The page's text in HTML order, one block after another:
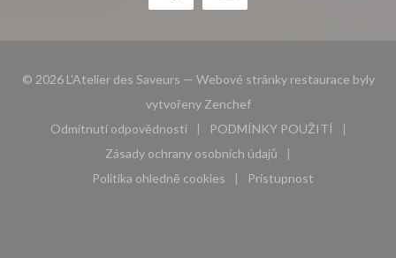
© 2026 L'Atelier des Saveurs — Webové stránky restaurace byly
vytvořeny Zenchef((otevře se v novém okně))
Odmítnutí odpovědnosti
((otevře se v novém okně))
PODMÍNKY POUŽITÍ
((otevře se v novém
Zásady ochrany osobních údajů
((otevře se v novém okně))
Politika ohledně cookies
((otevře se v novém okně))
Pristupnost
((otevře se v novém